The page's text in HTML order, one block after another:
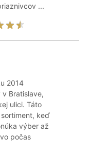
...
2014
Bratislave,
ulici. Táto
keď
výber až
počas